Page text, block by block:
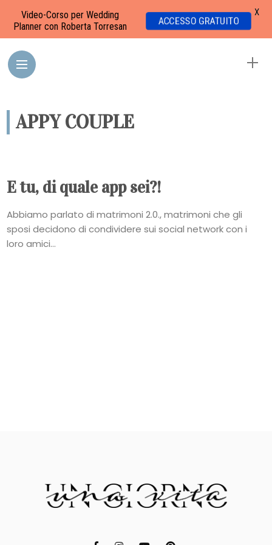
APPY COUPLE
E tu, di quale app sei?!
Abbiamo parlato di matrimoni 2.0., matrimoni che gli
sposi decidono di condividere sui social network con i
loro amici...
Video-Corso per Wedding
Planner con Roberta Torresan
ACCESSO GRATUITO
X